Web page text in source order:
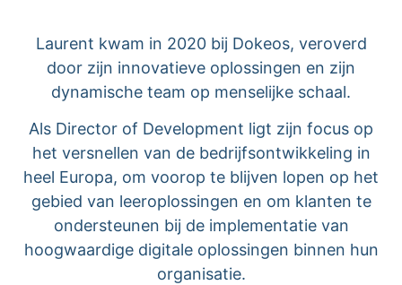
Laurent kwam in 2020 bij Dokeos, veroverd
door zijn innovatieve oplossingen en zijn
dynamische team op menselijke schaal.
Als Director of Development ligt zijn focus op
het versnellen van de bedrijfsontwikkeling in
heel Europa, om voorop te blijven lopen op het
gebied van leeroplossingen en om klanten te
ondersteunen bij de implementatie van
hoogwaardige digitale oplossingen binnen hun
organisatie.